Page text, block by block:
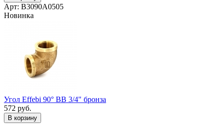
Арт: B3090A0505
Новинка
Угол Effebi 90° ВВ 3/4" бронза
572 руб.
В корзину